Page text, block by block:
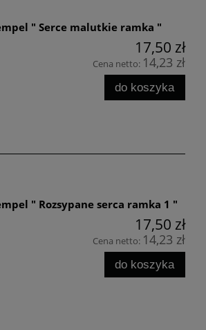
" Serce malutkie ramka "
17,50 zł
Cena netto: 14,23 zł
do koszyka
" Rozsypane serca ramka 1 "
17,50 zł
Cena netto: 14,23 zł
do koszyka